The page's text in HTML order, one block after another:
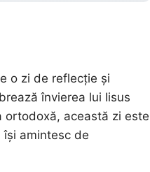
o zi de reflecție și
învierea lui Iisus
ortodoxă, această zi este
amintesc de